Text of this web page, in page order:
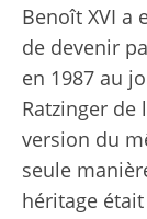
Benoît XVI a
de devenir
en 1987 au
Ratzinger de
version du
seule
héritage